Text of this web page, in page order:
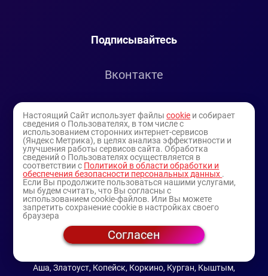
Подписывайтесь
Вконтакте
Youtube
© 1994-2025
— торговая витрина ИП Булатов В.А.
Аша, Златоуст, Копейск, Коркино, Курган, Кыштым,
Настоящий Сайт использует файлыcookie и собирает
сведения о Пользователях, в том числе с
использованием сторонних интернет-сервисов
(Яндекс Метрика), в целях анализа эффективности и
улучшения работы сервисов сайта. Обработка
сведений о Пользователях осуществляется в
соответствии с Политикой в области обработки и
обеспечения безопасности персональных данных .
Если Вы продолжите пользоваться нашими услугами,
мы будем считать, что Вы согласны с
использованием cookie-файлов. Или Вы можете
запретить сохранение cookie в настройках своего
браузера
Согласен